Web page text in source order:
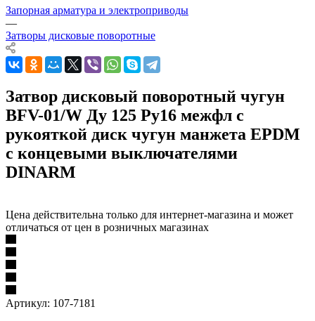
Запорная арматура и электроприводы
—
Затворы дисковые поворотные
Затвор дисковый поворотный чугун
BFV-01/W Ду 125 Ру16 межфл с
рукояткой диск чугун манжета EPDM
с концевыми выключателями
DINARM
Цена действительна только для интернет-магазина и может
отличаться от цен в розничных магазинах
Артикул: 107-7181